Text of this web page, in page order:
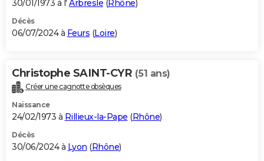
30/01/1973 à l' Arbresle (Rhône)
Décès
06/07/2024 à Feurs (Loire)
Christophe SAINT-CYR (51 ans)
Créer une cagnotte obsèques
Naissance
24/02/1973 à Rillieux-la-Pape (Rhône)
Décès
30/06/2024 à Lyon (Rhône)